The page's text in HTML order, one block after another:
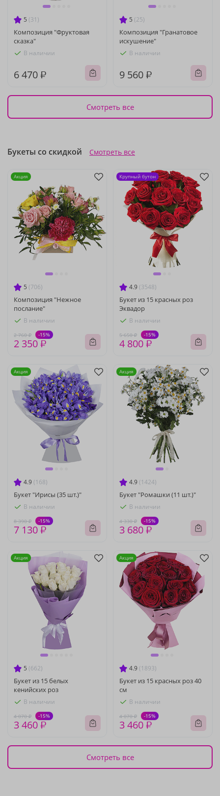
5 (31)
Композиция "Фруктовая
сказка"
В наличии
6 470 ₽
5 (25)
Композиция "Гранатовое
искушение"
В наличии
9 560 ₽
Смотреть все
Букеты со скидкой Смотреть все
5 (706)
Композиция "Нежное
послание"
В наличии
2 760 ₽ -15%
2 350 ₽
Акция
4.9 (3548)
Букет из 15 красных роз
Эквадор
В наличии
5 650 ₽ -15%
4 800 ₽
Крупный бутон
4.9 (168)
Букет "Ирисы (35 шт.)"
В наличии
8 390 ₽ -15%
7 130 ₽
Акция
4.9 (1424)
Букет "Ромашки (11 шт.)"
В наличии
4 330 ₽ -15%
3 680 ₽
Акция
5 (662)
Букет из 15 белых
кенийских роз
В наличии
4 070 ₽ -15%
3 460 ₽
Акция
4.9 (1893)
Букет из 15 красных роз 40
см
В наличии
4 070 ₽ -15%
3 460 ₽
Акция
Смотреть все